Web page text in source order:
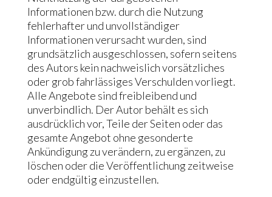
Informationen bzw. durch die Nutzung
fehlerhafter und unvollständiger
Informationen verursacht wurden, sind
grundsätzlich ausgeschlossen, sofern seitens
des Autors kein nachweislich vorsätzliches
oder grob fahrlässiges Verschulden vorliegt.
Alle Angebote sind freibleibend und
unverbindlich. Der Autor behält es sich
ausdrücklich vor, Teile der Seiten oder das
gesamte Angebot ohne gesonderte
Ankündigung zu verändern, zu ergänzen, zu
löschen oder die Veröffentlichung zeitweise
oder endgültig einzustellen.